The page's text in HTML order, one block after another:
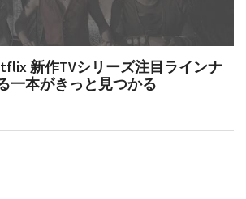
新作TVシリーズ注目ラインナ
一本がきっと見つかる